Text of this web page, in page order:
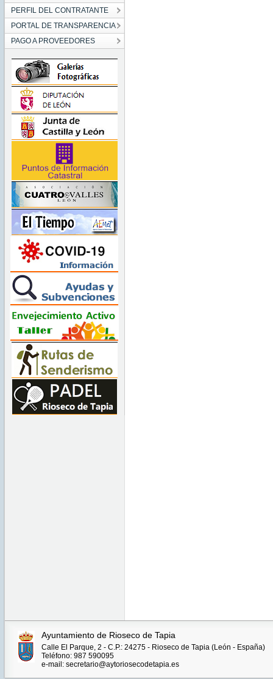
PERFIL DEL CONTRATANTE
PORTAL DE TRANSPARENCIA
PAGO A PROVEEDORES
Ayuntamiento de Rioseco de Tapia
Calle El Parque, 2 - C.P.: 24275 - Rioseco de Tapia (León - España)
Teléfono: 987 590095
e-mail: secretario@aytoriosecodetapia.es